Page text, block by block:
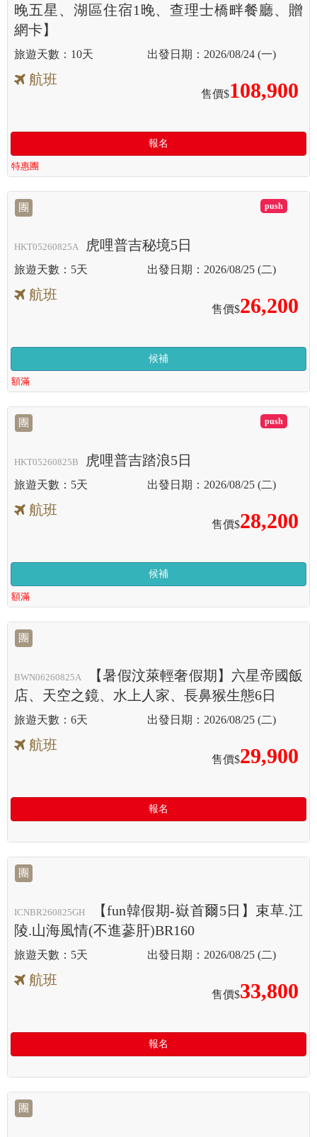
晚五星、湖區住宿1晚、查理士橋畔餐廳、贈
網卡】
10天 2026/08/24 (一)
航班
售價$108,900
報名
特惠團
團
HKT05260825A 虎哩普吉秘境5日
滿
5天 2026/08/25 (二)
航班
售價$26,200
候補
額滿
團
HKT05260825B 虎哩普吉踏浪5日
滿
5天 2026/08/25 (二)
航班
售價$28,200
候補
額滿
團
BWN06260825A
【暑假汶萊輕奢假期】六星帝國飯
店、天空之鏡、水上人家、長鼻猴生態6日
6天 2026/08/25 (二)
航班
售價$29,900
報名
團
ICNBR260825GH
【fun韓假期-嶽首爾5日】束草.江
陵.山海風情(不進蔘肝)BR160
5天 2026/08/25 (二)
航班
售價$33,800
報名
團